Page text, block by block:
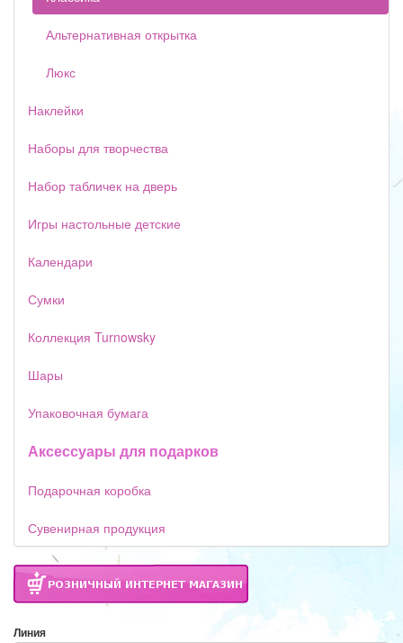
Альтернативная открытка
Люкс
Наклейки
Наборы для творчества
Набор табличек на дверь
Игры настольные детские
Календари
Сумки
Коллекция Turnowsky
Шары
Упаковочная бумага
Аксессуары для подарков
Подарочная коробка
Сувенирная продукция
Линия